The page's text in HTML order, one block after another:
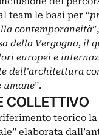
team le basi per “
contemporaneità
della Vergogna, il
europei e
dell’architettura
umane”.
COLLETTIVO
teorico
elaborata